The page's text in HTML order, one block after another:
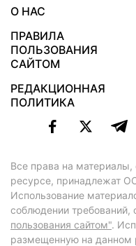
О НАС
ПРАВИЛА
ПОЛЬЗОВАНИЯ
САЙТОМ
РЕДАКЦИОННАЯ
ПОЛИТИКА
Все права на
ресурсе, принадлежат
Использование
соблюдении требований,
пользования сайтом".
размещенную на данном